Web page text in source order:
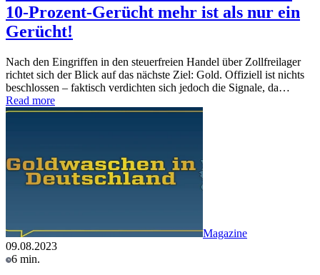
10-Prozent-Gerücht mehr ist als nur ein
Gerücht!
Nach den Eingriffen in den steuerfreien Handel über Zollfreilager
richtet sich der Blick auf das nächste Ziel: Gold. Offiziell ist nichts
beschlossen – faktisch verdichten sich jedoch die Signale, da…
Read more
Magazine
09.08.2023
6 min.